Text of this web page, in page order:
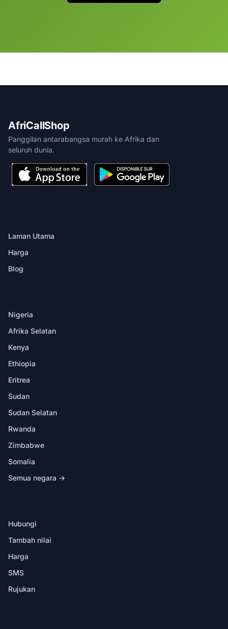
AfriCallShop
Panggilan antarabangsa murah ke Afrika dan
seluruh dunia.
Laman Utama
Harga
Blog
Nigeria
Afrika Selatan
Kenya
Ethiopia
Eritrea
Sudan
Sudan Selatan
Rwanda
Zimbabwe
Somalia
Semua negara →
Hubungi
Tambah nilai
Harga
SMS
Rujukan